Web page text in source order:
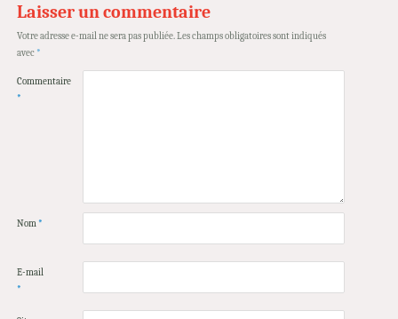
Laisser un commentaire
Votre adresse e-mail ne sera pas publiée.Les champs obligatoires sont indiqués
avec *
Commentaire
*
Nom *
E-mail
*